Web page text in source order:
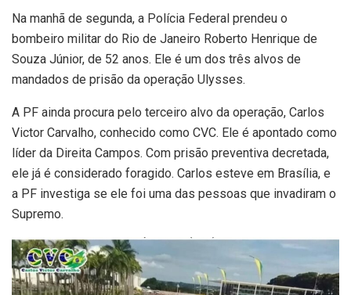
Na manhã de segunda, a Polícia Federal prendeu o
bombeiro militar do Rio de Janeiro Roberto Henrique de
Souza Júnior, de 52 anos. Ele é um dos três alvos de
mandados de prisão da operação Ulysses.
A PF ainda procura pelo terceiro alvo da operação, Carlos
Victor Carvalho, conhecido como CVC. Ele é apontado como
líder da Direita Campos. Com prisão preventiva decretada,
ele já é considerado foragido. Carlos esteve em Brasília, e
a PF investiga se ele foi uma das pessoas que invadiram o
Supremo.